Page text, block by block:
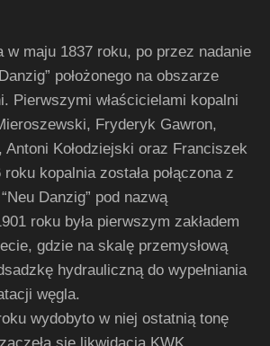
w maju 1837 roku, po przez nadanie
położonego na obszarze
Pierwszymi właścicielami kopalni
Fryderyk Gawron,
Antoni Kołodziejski oraz Franciszek
kopalnia została połączona z
Danzig” pod nazwą
roku była pierwszym zakładem
gdzie na skalę przemysłową
hydrauliczną do wypełniania
węgla.
wydobyto w niej ostatnią tonę